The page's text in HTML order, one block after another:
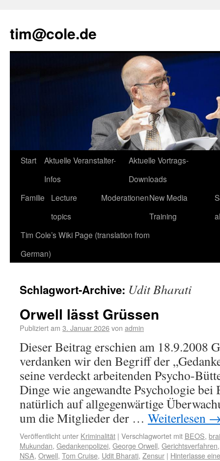
tim@cole.de
Start
Aktuelle Veranstalter-
Infos
Aktuelle Vortrags-
Downloads
Familie
Lecture
topics
ModerationenNew Media
Training
Tim Cole’s Wiki Page (translation from
German)
Schlagwort-Archive: Udit Bharati
Orwell lässt Grüssen
Publiziert am 3. Januar 2026von admin
Dieser Beitrag erschien am 18.9.2008
verdanken wir den Begriff der
seine verdeckt arbeitenden Psycho-
Dinge wie angewandte Psychologie bei
natür­lich auf allgegenwärtige
um die Mitglieder der … Weiterlesen
Veröffentlicht unter Kriminalität | Verschlagwortet mit BEOS,
Mukundan, Gedankenpolizei, George Orwell, Gerichts­verfahren
NSA, Orwell, Tom Cruise, Udit Bharati, Zensur | Hinterlasse